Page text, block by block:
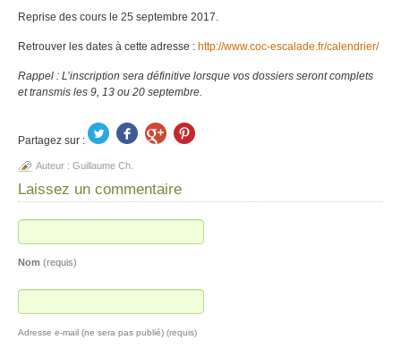
Reprise des cours le 25 septembre 2017.
Retrouver les dates à cette adresse : http://www.coc-escalade.fr/calendrier/
Rappel : L’inscription sera définitive lorsque vos dossiers seront complets
et transmis les 9, 13 ou 20 septembre.
Partagez sur :
Auteur : Guillaume Ch.
Laissez un commentaire
Nom (requis)
Adresse e-mail (ne sera pas publié) (requis)